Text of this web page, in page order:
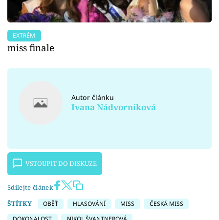
EXTRÉM
miss finale
Autor článku
Ivana Nádvorníková
VSTOUPIT DO DISKUZE
Sdílejte článek
ŠTÍTKY
OBĚŤ HLASOVÁNÍ MISS
ČESKÁ MISS